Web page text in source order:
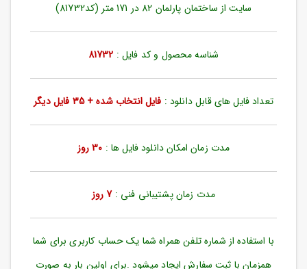
ورود
به
بازیابی
رمز
سایت از ساختمان پارلمان 82 در 171 متر (کد81732)
شناسه محصول و کد فایل : 81732
تعداد فایل های قابل دانلود : فایل انتخاب شده + 35 فایل دیگر
مدت زمان امکان دانلود فایل ها : 30 روز
مدت زمان پشتیبانی فنی :7 روز
با استفاده از شماره تلفن همراه شما یک حساب کاربری برای شما
همزمان با ثبت سفارش ایجاد میشود .برای اولین بار به صورت